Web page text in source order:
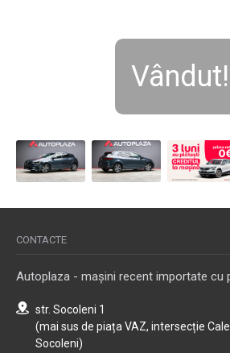
Vândut!
CONTACTE
Autoplaza - mașini recent importate cu
str. Socoleni 1
(mai sus de piața VAZ, intersecție
Socoleni)